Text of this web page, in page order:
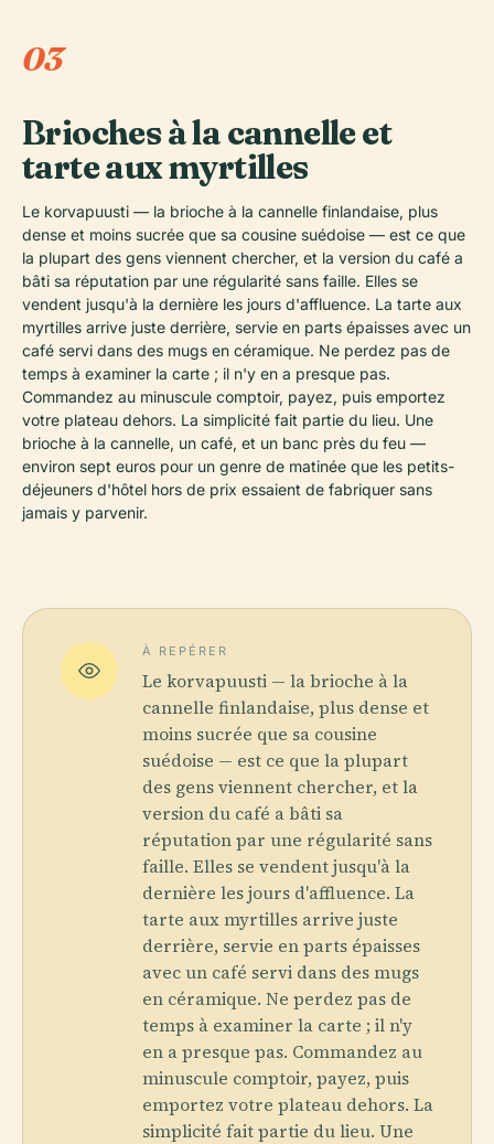
03
Brioches à la cannelle et
tarte aux myrtilles
Le korvapuusti — la brioche à la cannelle finlandaise, plus
dense et moins sucrée que sa cousine suédoise — est ce que
la plupart des gens viennent chercher, et la version du café a
bâti sa réputation par une régularité sans faille. Elles se
vendent jusqu'à la dernière les jours d'affluence. La tarte aux
myrtilles arrive juste derrière, servie en parts épaisses avec un
café servi dans des mugs en céramique. Ne perdez pas de
temps à examiner la carte ; il n'y en a presque pas.
Commandez au minuscule comptoir, payez, puis emportez
votre plateau dehors. La simplicité fait partie du lieu. Une
brioche à la cannelle, un café, et un banc près du feu —
environ sept euros pour un genre de matinée que les petits-
déjeuners d'hôtel hors de prix essaient de fabriquer sans
jamais y parvenir.
À REPÉRER
Le korvapuusti — la brioche à la
cannelle finlandaise, plus dense et
moins sucrée que sa cousine
suédoise — est ce que la plupart
des gens viennent chercher, et la
version du café a bâti sa
réputation par une régularité sans
faille. Elles se vendent jusqu'à la
dernière les jours d'affluence. La
tarte aux myrtilles arrive juste
derrière, servie en parts épaisses
avec un café servi dans des mugs
en céramique. Ne perdez pas de
temps à examiner la carte ; il n'y
en a presque pas. Commandez au
minuscule comptoir, payez, puis
emportez votre plateau dehors. La
simplicité fait partie du lieu. Une